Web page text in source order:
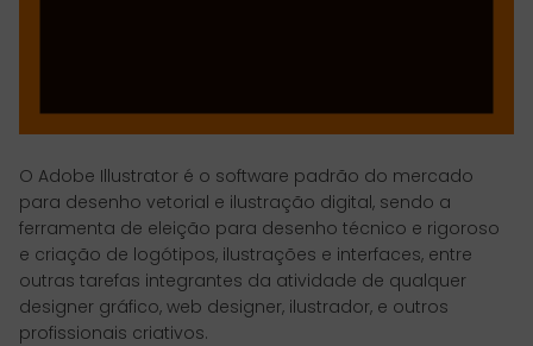
O Adobe Illustrator é o software padrão do mercado
para desenho vetorial e ilustração digital, sendo a
ferramenta de eleição para desenho técnico e rigoroso
e criação de logótipos, ilustrações e interfaces, entre
outras tarefas integrantes da atividade de qualquer
designer gráfico, web designer, ilustrador, e outros
profissionais criativos.